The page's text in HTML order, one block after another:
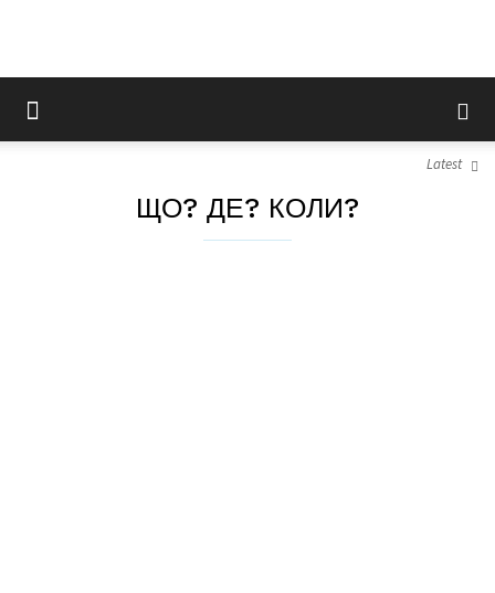
Latest
ЩО? ДЕ? КОЛИ?